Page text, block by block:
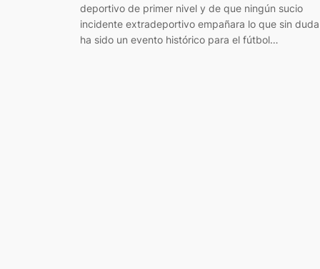
deportivo de primer nivel y de que ningún sucio
incidente extradeportivo empañara lo que sin duda
ha sido un evento histórico para el fútbol…